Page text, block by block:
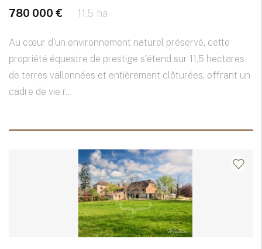
780 000 € 11.5 ha
Au cœur d'un environnement naturel préservé, cette
propriété équestre de prestige s'étend sur 11,5 hectares
de terres vallonnées et entièrement clôturées, offrant un
cadre de vie r...